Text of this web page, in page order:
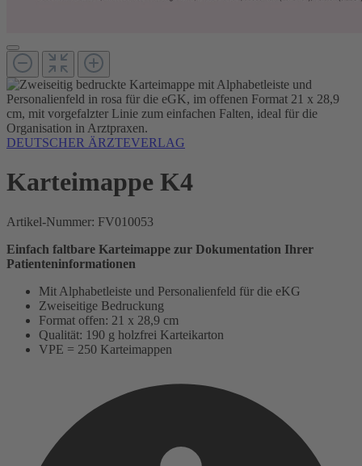
DEUTSCHER ÄRZTEVERLAG
Karteimappe K4
Artikel-Nummer: FV010053
Einfach faltbare Karteimappe zur Dokumentation Ihrer
Patienteninformationen
Mit Alphabetleiste und Personalienfeld für die eKG
Zweiseitige Bedruckung
Format offen: 21 x 28,9 cm
Qualität: 190 g holzfrei Karteikarton
VPE = 250 Karteimappen